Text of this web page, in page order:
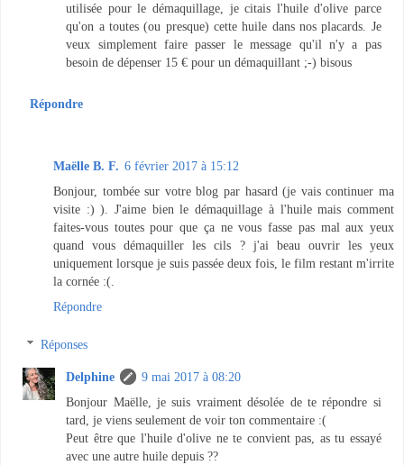
utilisée pour le démaquillage, je citais l'huile d'olive parce
qu'on a toutes (ou presque) cette huile dans nos placards. Je
veux simplement faire passer le message qu'il n'y a pas
besoin de dépenser 15 € pour un démaquillant ;-) bisous
Répondre
Maëlle B. F. 6 février 2017 à 15:12
Bonjour, tombée sur votre blog par hasard (je vais continuer ma
visite :) ). J'aime bien le démaquillage à l'huile mais comment
faites-vous toutes pour que ça ne vous fasse pas mal aux yeux
quand vous démaquiller les cils ? j'ai beau ouvrir les yeux
uniquement lorsque je suis passée deux fois, le film restant m'irrite
la cornée :(.
Répondre
Réponses
Delphine
9 mai 2017 à 08:20
Bonjour Maëlle, je suis vraiment désolée de te répondre si
tard, je viens seulement de voir ton commentaire :(
Peut être que l'huile d'olive ne te convient pas, as tu essayé
avec une autre huile depuis ??